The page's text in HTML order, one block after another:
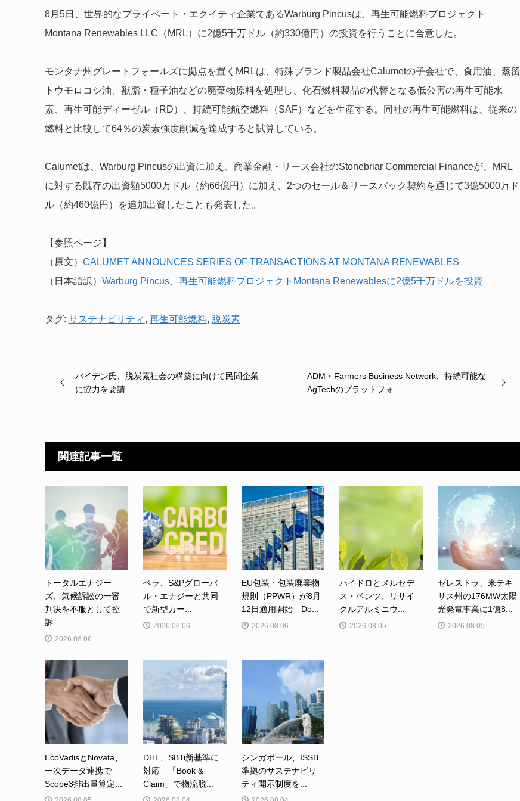
8月5日、世界的なプライベート・エクイティ企業であるWarburg Pincusは、再生可能燃料プロジェクト
Montana Renewables LLC（MRL）に2億5千万ドル（約330億円）の投資を行うことに合意した。
モンタナ州グレートフォールズに拠点を置くMRLは、特殊ブランド製品会社Calumetの子会社で、食用油、蒸留
トウモロコシ油、獣脂・種子油などの廃棄物原料を処理し、化石燃料製品の代替となる低公害の再生可能水
素、再生可能ディーゼル（RD）、持続可能航空燃料（SAF）などを生産する。同社の再生可能燃料は、従来の
燃料と比較して64％の炭素強度削減を達成すると試算している。
Calumetは、Warburg Pincusの出資に加え、商業金融・リース会社のStonebriar Commercial Financeが、MRL
に対する既存の出資額5000万ドル（約66億円）に加え、2つのセール＆リースバック契約を通じて3億5000万ド
ル（約460億円）を追加出資したことも発表した。
【参照ページ】
（原文） CALUMET ANNOUNCES SERIES OF TRANSACTIONS AT MONTANA RENEWABLES
（日本語訳） Warburg Pincus、再生可能燃料プロジェクトMontana Renewablesに2億5千万ドルを投資
タグ: サステナビリティ , 再生可能燃料, 脱炭素
バイデン氏、脱炭素社会の構築に向けて民間企業
に協力を要請
ADM・Farmers Business Network、持続可能な
AgTechのプラットフォ...
関連記事一覧
トータルエナジー
ズ、気候訴訟の一審
判決を不服として控
訴
2026.08.06
ベラ、S&Pグローバ
ル・エナジーと共同
で新型カー...
2026.08.06
EU包装・包装廃棄物
規則（PPWR）が8月
12日適用開始 Do...
2026.08.06
ハイドロとメルセデ
ス・ベンツ、リサイ
クルアルミニウ...
2026.08.05
ゼレストラ、米テキ
サス州の176MW太陽
光発電事業に1億8...
2026.08.05
EcoVadisとNovata、
一次データ連携で
Scope3排出量算定...
DHL、SBTi新基準に
対応 「Book &
Claim」で物流脱...
シンガポール、ISSB
準拠のサステナビリ
ティ開示制度を...